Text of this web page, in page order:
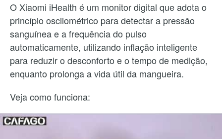
O Xiaomi iHealth é um monitor digital queadota o
princípio oscilométrico para detectar a pressão
sanguínea e a frequência do pulso
automaticamente, utilizando inflação inteligente
para reduzir o desconforto e o tempo de medição,
enquanto prolonga a vida útil da mangueira.
Veja como funciona: